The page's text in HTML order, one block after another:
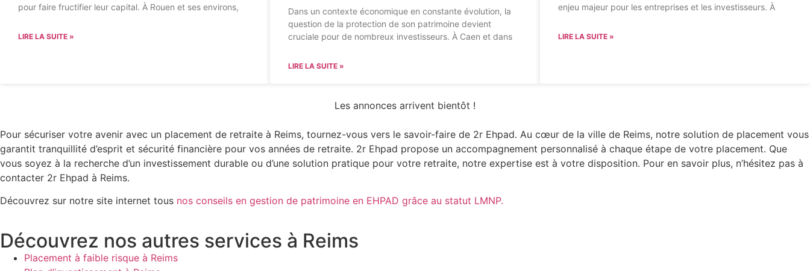
pour faire fructifier leur capital. À Rouen et ses environs,
LIRE LA SUITE »
Dans un contexte économique en constante évolution, la
question de la protection de son patrimoine devient
cruciale pour de nombreux investisseurs. À Caen et dans
LIRE LA SUITE »
enjeu majeur pour les entreprises et les investisseurs. À
LIRE LA SUITE »
Les annonces arrivent bientôt !
Pour sécuriser votre avenir avec un placement de retraite à Reims, tournez-vous vers le savoir-faire de 2r Ehpad. Au cœur de la ville de Reims, notre solution de placement vous
garantit tranquillité d’esprit et sécurité financière pour vos années de retraite. 2r Ehpad propose un accompagnement personnalisé à chaque étape de votre placement. Que
vous soyez à la recherche d’un investissement durable ou d’une solution pratique pour votre retraite, notre expertise est à votre disposition. Pour en savoir plus, n’hésitez pas à
contacter 2r Ehpad à Reims.
Découvrez sur notre site internet tous nos conseils en gestion de patrimoine en EHPAD grâce au statut LMNP.
Découvrez nos autres services à Reims
Placement à faible risque à Reims